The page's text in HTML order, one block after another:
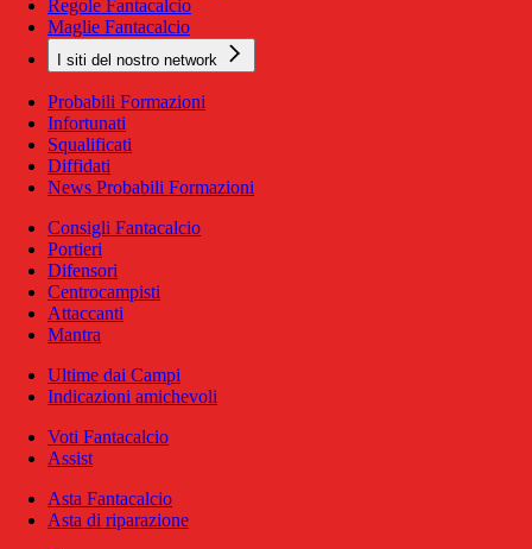
Regole Fantacalcio
Maglie Fantacalcio
I siti del nostro network
Probabili Formazioni
Infortunati
Squalificati
Diffidati
News Probabili Formazioni
Consigli Fantacalcio
Portieri
Difensori
Centrocampisti
Attaccanti
Mantra
Ultime dai Campi
Indicazioni amichevoli
Voti Fantacalcio
Assist
Asta Fantacalcio
Asta di riparazione